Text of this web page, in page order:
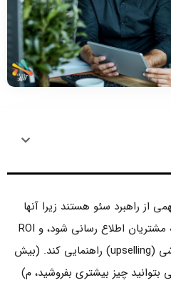
از راهبرد سئو هستند زیرا آنها
خروجی ای فراهم می کنند تا به مشتریان اطلاع رسانی شود، و ROI
را نشان دهد و باعث بیش فروشی (upselling) راهنمایی کند. (بیش
بتوانید چیز بیشتری بفروشید، م)